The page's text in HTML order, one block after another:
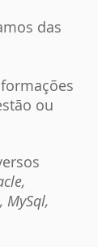
das
ou
MySql,